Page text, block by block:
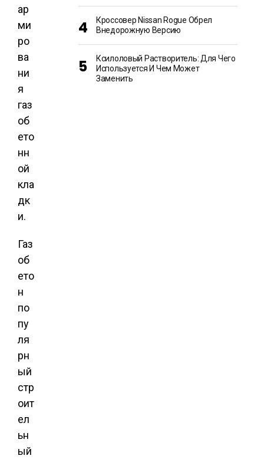
ар
ми
ро
ва
ни
я
газ
об
ето
нн
ой
кла
дк
и.
Газ
об
ето
н
по
пу
ля
рн
ый
стр
оит
ел
ьн
ый
Кроссовер Nissan Rogue Обрел
Внедорожную Версию
Ксилоловый Растворитель: Для Чего
Используется И Чем Может
Заменить